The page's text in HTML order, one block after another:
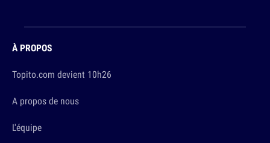
À PROPOS
Topito.com devient 10h26
A propos de nous
L'équipe